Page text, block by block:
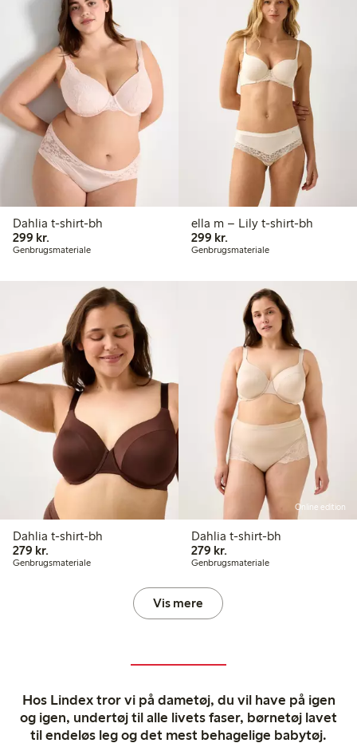
Dahlia t-shirt-bh
299 kr.
Genbrugsmateriale
ella m – Lily t-shirt-bh
299 kr.299,00 kr.
Genbrugsmateriale
Dahlia t-shirt-bh
279 kr.
Genbrugsmateriale
Online edition
Dahlia t-shirt-bh
279 kr.279,00 kr.
Genbrugsmateriale
Vis mere
Hos Lindex tror vi på dametøj, du vil have på igen
og igen, undertøj til alle livets faser, børnetøj lavet
til endeløs leg og det mest behagelige babytøj.